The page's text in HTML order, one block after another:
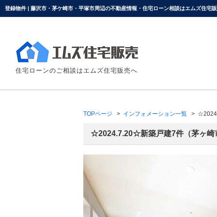
登録物件 | 藤沢市・茅ケ崎市・平塚市周辺の不動産情報・住宅ローン相談はエムズ住宅
住宅ローンのご相談はエムズ住宅販売へ
TOPページ インフォメーション一覧
☆2024.7.20☆新築戸建7件（茅ヶ崎